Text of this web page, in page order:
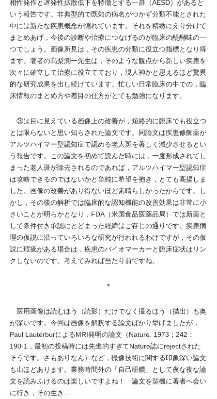
相性発作と遅発性拡散低下を特徴とする一群（AESD）があると
いう報告です。非典型的で既知の病名がつかず分類不能とされた
中には新たな疾患概念が隠れています。それを精緻にえり分けて
まとめあげ，今後の診断や治療につなげるのが臨床の醍醐味の一
つでしょう。画像所見は，その疾患の分類に役立つ指標となり得
ます。著者の髙梨潤一先生は，そのような観点から新しい疾患を
次々に確立して治療に役立てており，現人神かと思えるほど驚異
的な研究成果を出し続けています。忙しい日常臨床の中での，臨
床情報のまとめ方や着目の仕方がとても勉強になります。
③は目に見えている画像上の改善が，短絡的に臨床でも役立つ
とは限らないと思い知らされた論文です。同論文は疾患修飾薬が
アルツハイマー型認知症で認める老人斑を著しく減少させるとい
う報告です。この論文を初めて読んだ時には，一度形成されてし
まった老人斑が除去されるのであれば，アルツハイマー型認知症
は攻略できるのではないかと単純に希望を抱き，とても高揚しま
した。画像の改善があり得ないほど素晴らしかったからです。し
かし，その後の解析では臨床的な認知機能の改善効果は非常に小
さいことが明らかとなり，FDA（米国食品医薬品局）では新薬と
して条件付き承認にとどまった経緯はご存じの通りです。疾患病
理の仮説に沿っていろいろな研究が行われるわけですが，その仮
説に瑕疵がある場合は，疾患のバイオマーカーと臨床症状はリン
クしないのです。考えてみれば当たり前ですね。
＊
医用画像は読むほう（読影）だけでなく撮るほう（描出）も奥
が深いです。今回は画像を解釈する論文ばかり挙げましたが，
Paul LauterburによるMRI発明の論文（Nature. 1973；242：
190-1，最初の投稿時には先進的すぎてNature誌にrejectされた
そうです。さもありなん）など，撮像技術に関する印象深い論文
も山ほどあります。業務時間外の「自己研鑽」として夜な夜な論
文を読みふけるのは楽しいですよね！ 論文を契機に著者へ会い
に行き，その生き...